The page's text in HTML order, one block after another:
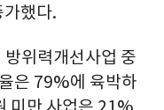
했다.
위력개선사업 중
은 79%에 육박하